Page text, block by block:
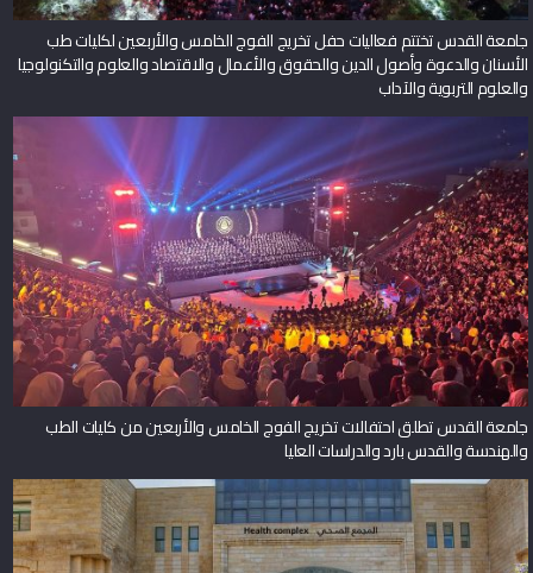
جامعة القدس تختتم فعاليات حفل تخريج الفوج الخامس والأربعين لكليات طب
الأسنان والدعوة وأصول الدين والحقوق والأعمال والاقتصاد والعلوم والتكنولوجيا
والعلوم التربوية والآداب
جامعة القدس تطلق احتفالات تخريج الفوج الخامس والأربعين من كليات الطب
والهندسة والقدس بارد والدراسات العليا